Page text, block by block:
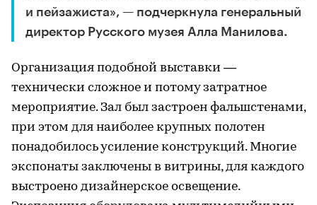
и пейзажиста», — подчеркнула генеральный
директор Русского музея Алла Манилова.
Организация подобной выставки —
технически сложное и потому затратное
мероприятие. Зал был застроен фальшстенами,
при этом для наиболее крупных полотен
понадобилось усиление конструкций. Многие
экспонаты заключены в витрины, для каждого
выстроено дизайнерское освещение.